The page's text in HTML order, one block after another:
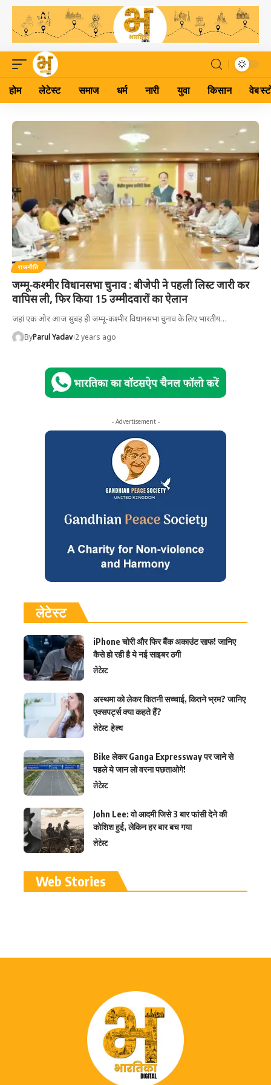
होम लेटेस्ट समाज धर्म नारी युवा किसान वेब
राजनीति
जम्मू-कश्मीर विधानसभा चुनाव : बीजेपी ने पहली लिस्ट जारी कर
वापिस ली, फिर किया 15 उम्मीदवारों का ऐलान
जहां एक ओर आज सुबह ही जम्मू-कश्मीर विधानसभा चुनाव के लिए भारतीय…
ByParul Yadav 2 years ago
- Advertisement -
लेटेस्ट
iPhone चोरी और फिर बैंक अकाउंट साफ! जानिए
कैसे हो रही है ये नई साइबर ठगी
लेटेस्ट
अस्थमा को लेकर कितनी सच्चाई, कितने भ्रम? जानिए
एक्सपर्ट्स क्या कहते हैं?
लेटेस्ट हेल्थ
Bike लेकर Ganga Expressway पर जाने से
पहले ये जान लो वरना पछताओगे!
लेटेस्ट
John Lee: वो आदमी जिसे 3 बार फांसी देने की
कोशिश हुई, लेकिन हर बार बच गया
लेटेस्ट
Web Storiesरामलला विग्रह की प्राण
प्रतिष्ठा